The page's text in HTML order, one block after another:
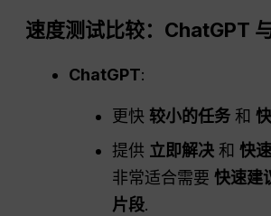
速度测试比较：ChatGPT
ChatGPT:
更快 较小的任务 和
提供 立即解决 和快
非常适合需要快速建
片段.